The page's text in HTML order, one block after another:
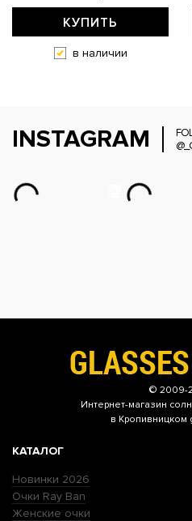
КУПИТЬ
в наличии
INSTAGRAM
© 2009-
Интернет-магазин
в Кропивницком
КАТАЛОГ
Новинки 2026
Очки Ray Ban
Женские очки